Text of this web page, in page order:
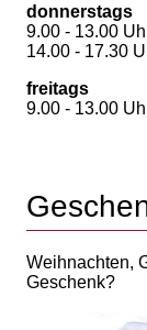
donnerstags
9.00 - 13.00
14.00 - 17.30
freitags
9.00 - 13.00
Weihnachten,
Geschenk?